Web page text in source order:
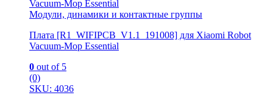
Модули, динамики и контактные группы
Плата [R1_WIFIPCB_V1.1_191008] для Xiaomi Robot
Vacuum-Mop Essential
0 out of 5
(0)
SKU: 4036